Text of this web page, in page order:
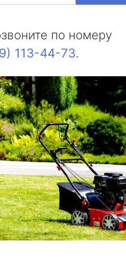
по номеру
113-44-73.